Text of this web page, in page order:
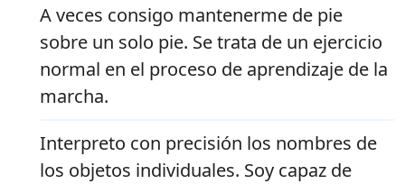
A veces consigo mantenerme de pie
sobre un solo pie. Se trata de un ejercicio
normal en el proceso de aprendizaje de la
marcha.
Interpreto con precisión los nombres de
los objetos individuales. Soy capaz de